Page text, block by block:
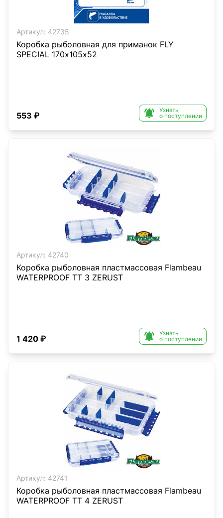
Артикул: 42735
Коробка рыболовная для приманок FLY
SPECIAL 170х105х52
553 ₽ 
Узнать
о поступлении
Артикул: 42740
Коробка рыболовная пластмассовая Flambeau
WATERPROOF TT 3 ZERUST
1 420 ₽ 
Узнать
о поступлении
Артикул: 42741
Коробка рыболовная пластмассовая Flambeau
WATERPROOF TT 4 ZERUST